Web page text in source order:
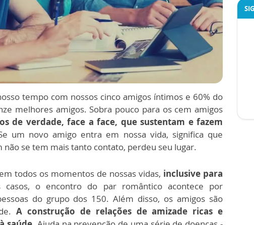
tempo com nossos cinco amigos íntimos e 60% do
melhores amigos. Sobra pouco para os cem amigos
de verdade, face a face, que sustentam e fazem
um novo amigo entra em nossa vida, significa que
se tem mais tanto contato, perdeu seu lugar.
todos os momentos de nossas vidas, inclusive para
o encontro do par romântico acontece por
do grupo dos 150. Além disso, os amigos são
A construção de relações de amizade ricas e